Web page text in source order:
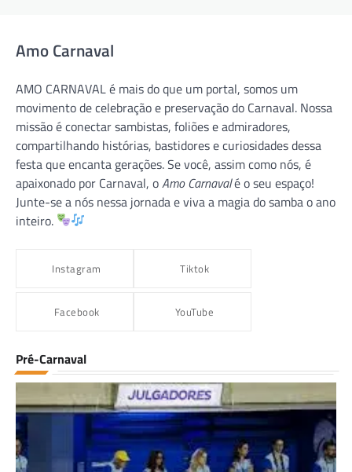
Amo Carnaval
AMO CARNAVAL é mais do que um portal, somos um
movimento de celebração e preservação do Carnaval. Nossa
missão é conectar sambistas, foliões e admiradores,
compartilhando histórias, bastidores e curiosidades dessa
festa que encanta gerações. Se você, assim como nós, é
apaixonado por Carnaval, oAmo Carnavalé o seu espaço!
Junte-se a nós nessa jornada e viva a magia do samba o ano
inteiro.
Instagram Tiktok
Facebook YouTube
Pré-Carnaval